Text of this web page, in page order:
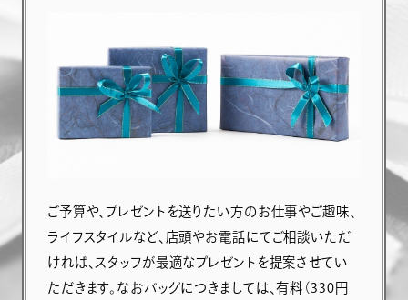
ご予算や、プレゼントを送りたい方のお仕事やご趣味、
ライフスタイルなど、店頭やお電話にてご相談いただ
ければ、スタッフが最適なプレゼントを提案させてい
ただきます。なおバッグにつきましては、有料（330円